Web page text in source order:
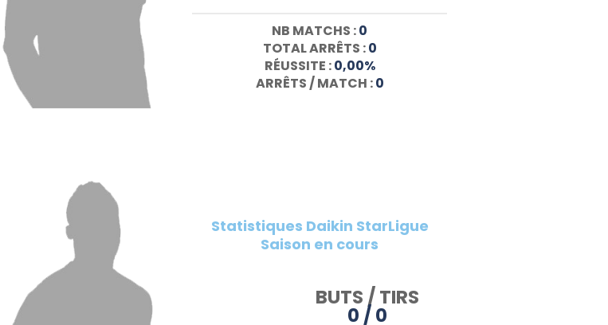
NB MATCHS :0
TOTAL ARRÊTS :0
RÉUSSITE :0,00%
ARRÊTS / MATCH :0
Statistiques Daikin StarLigue
Saison en cours
BUTS / TIRS
0 / 0